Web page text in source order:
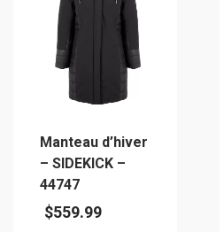
Manteau d’hiver
– SIDEKICK –
44747
$559.99